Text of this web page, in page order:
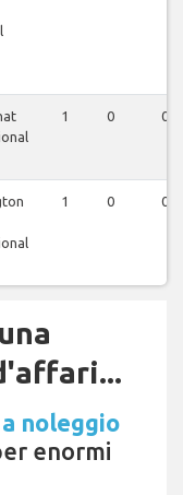
1 0 0
1 0 0
noleggio
enormi